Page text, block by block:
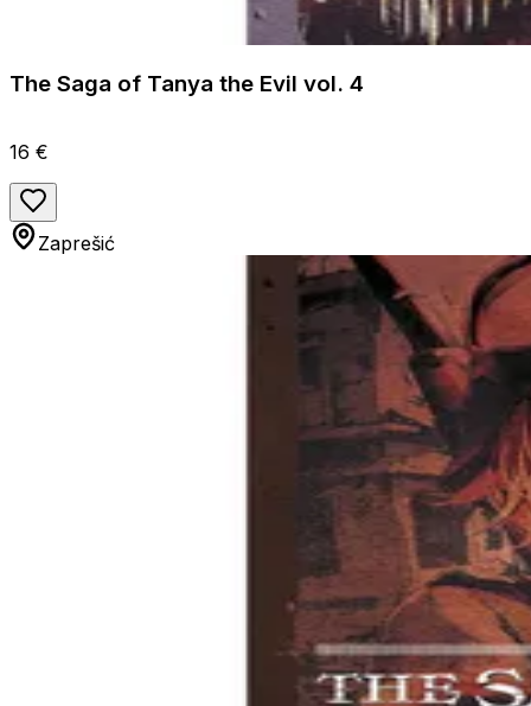
The Saga of Tanya the Evil vol. 4
16 €
Zaprešić